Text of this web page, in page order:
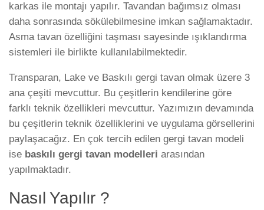
karkas ile montajı yapılır. Tavandan bağımsız olması
daha sonrasında sökülebilmesine imkan sağlamaktadır.
Asma tavan özelliğini taşması sayesinde ışıklandırma
sistemleri ile birlikte kullanılabilmektedir.
Transparan, Lake ve Baskılı gergi tavan olmak üzere 3
ana çeşiti mevcuttur. Bu çeşitlerin kendilerine göre
farklı teknik özellikleri mevcuttur. Yazımızın devamında
bu çeşitlerin teknik özelliklerini ve uygulama görsellerini
paylaşacağız. En çok tercih edilen gergi tavan modeli
ise baskılı gergi tavan modelleri arasından
yapılmaktadır.
Nasıl Yapılır ?